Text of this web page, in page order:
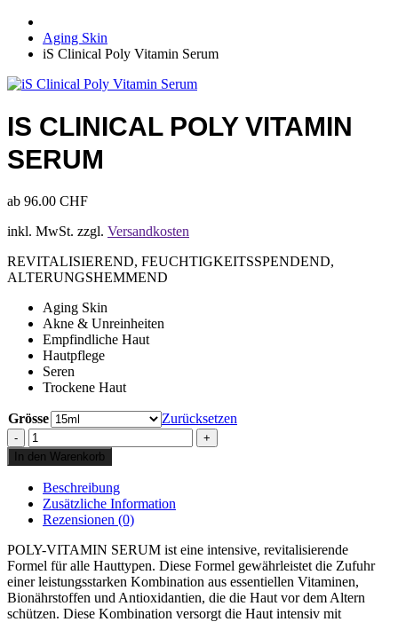
Aging Skin
iS Clinical Poly Vitamin Serum
IS CLINICAL POLY VITAMIN
SERUM
ab 96.00 CHF
inkl. MwSt. zzgl. Versandkosten
REVITALISIEREND, FEUCHTIGKEITSSPENDEND,
ALTERUNGSHEMMEND
Aging Skin
Akne & Unreinheiten
Empfindliche Haut
Hautpflege
Seren
Trockene Haut
Grösse
Zurücksetzen
iS
Clinical
Poly
Vitamin
Serum
Menge
In den Warenkorb
Beschreibung
Zusätzliche Information
Rezensionen (0)
POLY-VITAMIN SERUM ist eine intensive, revitalisierende
Formel für alle Hauttypen. Diese Formel gewährleistet die Zufuhr
einer leistungsstarken Kombination aus essentiellen Vitaminen,
Bionährstoffen und Antioxidantien, die die Haut vor dem Altern
schützen. Diese Kombination versorgt die Haut intensiv mit